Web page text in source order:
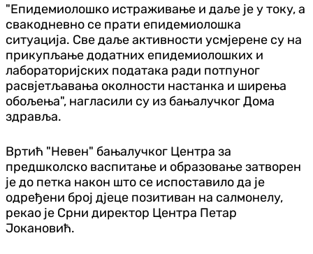
"Епидемиолошко истраживање и даље је у току, а
свакодневно се прати епидемиолошка
ситуација. Све даље активности усмјерене су на
прикупљање додатних епидемиолошких и
лабораторијских података ради потпуног
расвјетљавања околности настанка и ширења
обољења", нагласили су из бањалучког Дома
здравља.
Вртић "Невен" бањалучког Центра за
предшколско васпитање и образовање затворен
је до петка након што се испоставило да је
одређени број д‌јеце позитиван на салмонелу,
рекао је Срни директор Центра Петар
Јокановић.